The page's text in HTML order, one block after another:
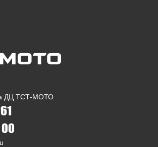
ДЦ ТСТ-МОТО